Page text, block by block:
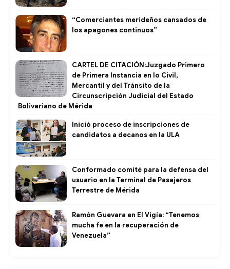
“Comerciantes merideños cansados de
los apagones continuos”
CARTEL DE CITACIÓN:Juzgado Primero
de Primera Instancia en lo Civil,
Mercantil y del Tránsito de la
Circunscripción Judicial del Estado
Bolivariano de Mérida
Inició proceso de inscripciones de
candidatos a decanos en la ULA
Conformado comité para la defensa del
usuario en la Terminal de Pasajeros
Terrestre de Mérida
Ramón Guevara en El Vigía: “Tenemos
mucha fe en la recuperación de
Venezuela”